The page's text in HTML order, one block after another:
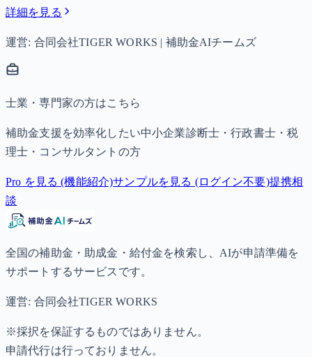
詳細を見る
運営: 合同会社TIGER WORKS | 補助金AIチームズ
士業・専門家の方はこちら
補助金支援を効率化したい中小企業診断士・行政書士・税
理士・コンサルタントの方
Pro を見る (機能紹介)サンプルを見る (ログイン不要)提携相
談
全国の補助金・助成金・給付金を検索し、AIが申請準備を
サポートするサービスです。
運営: 合同会社TIGER WORKS
※採択を保証するものではありません。
申請代行は行っておりません。